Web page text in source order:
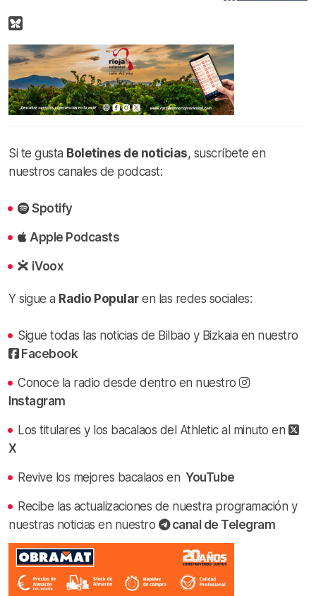
Si te gusta Boletines de noticias, suscríbete en
nuestros canales de podcast:
Spotify
Apple Podcasts
iVoox
Y sigue a Radio Popularen las redes sociales:
Sigue todas las noticias de Bilbao y Bizkaia en nuestro
Facebook
Conoce la radio desde dentro en nuestro
Instagram
Los titulares y los bacalaos del Athletic al minuto en
X
Revive los mejores bacalaos en YouTube
Recibe las actualizaciones de nuestra programación y
nuestras noticias en nuestro
canal de Telegram